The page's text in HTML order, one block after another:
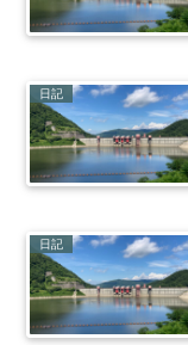
日記
日記